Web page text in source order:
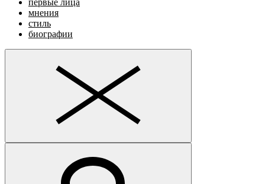
первые лица
мнения
стиль
биографии